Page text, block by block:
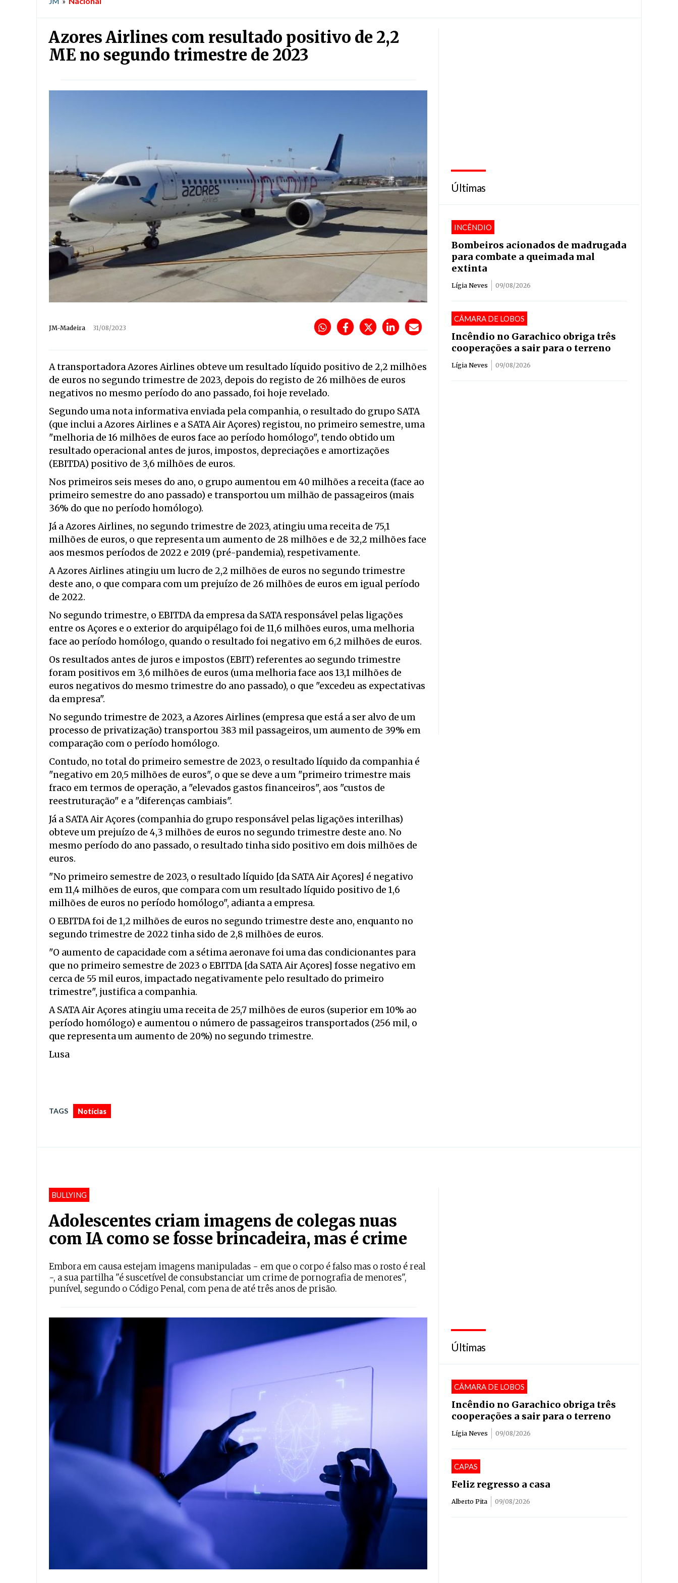
Azores Airlines com resultado positivo de 2,2
ME no segundo trimestre de 2023
JM-Madeira 31/08/2023
A transportadora Azores Airlines obteve um resultado líquido positivo de 2,2 milhões
de euros no segundo trimestre de 2023, depois do registo de 26 milhões de euros
negativos no mesmo período do ano passado, foi hoje revelado.
Segundo uma nota informativa enviada pela companhia, o resultado do grupo SATA
(que inclui a Azores Airlines e a SATA Air Açores) registou, no primeiro semestre, uma
"melhoria de 16 milhões de euros face ao período homólogo", tendo obtido um
resultado operacional antes de juros, impostos, depreciações e amortizações
(EBITDA) positivo de 3,6 milhões de euros.
Nos primeiros seis meses do ano, o grupo aumentou em 40 milhões a receita (face ao
primeiro semestre do ano passado) e transportou um milhão de passageiros (mais
36% do que no período homólogo).
Já a Azores Airlines, no segundo trimestre de 2023, atingiu uma receita de 75,1
milhões de euros, o que representa um aumento de 28 milhões e de 32,2 milhões face
aos mesmos períodos de 2022 e 2019 (pré-pandemia), respetivamente.
A Azores Airlines atingiu um lucro de 2,2 milhões de euros no segundo trimestre
deste ano, o que compara com um prejuízo de 26 milhões de euros em igual período
de 2022.
No segundo trimestre, o EBITDA da empresa da SATA responsável pelas ligações
entre os Açores e o exterior do arquipélago foi de 11,6 milhões euros, uma melhoria
face ao período homólogo, quando o resultado foi negativo em 6,2 milhões de euros.
Os resultados antes de juros e impostos (EBIT) referentes ao segundo trimestre
foram positivos em 3,6 milhões de euros (uma melhoria face aos 13,1 milhões de
euros negativos do mesmo trimestre do ano passado), o que "excedeu as expectativas
da empresa".
No segundo trimestre de 2023, a Azores Airlines (empresa que está a ser alvo de um
processo de privatização) transportou 383 mil passageiros, um aumento de 39% em
comparação com o período homólogo.
Contudo, no total do primeiro semestre de 2023, o resultado líquido da companhia é
"negativo em 20,5 milhões de euros", o que se deve a um "primeiro trimestre mais
fraco em termos de operação, a "elevados gastos financeiros", aos "custos de
reestruturação" e a "diferenças cambiais".
Já a SATA Air Açores (companhia do grupo responsável pelas ligações interilhas)
obteve um prejuízo de 4,3 milhões de euros no segundo trimestre deste ano. No
mesmo período do ano passado, o resultado tinha sido positivo em dois milhões de
euros.
"No primeiro semestre de 2023, o resultado líquido [da SATA Air Açores] é negativo
em 11,4 milhões de euros, que compara com um resultado líquido positivo de 1,6
milhões de euros no período homólogo", adianta a empresa.
O EBITDA foi de 1,2 milhões de euros no segundo trimestre deste ano, enquanto no
segundo trimestre de 2022 tinha sido de 2,8 milhões de euros.
"O aumento de capacidade com a sétima aeronave foi uma das condicionantes para
que no primeiro semestre de 2023 o EBITDA [da SATA Air Açores] fosse negativo em
cerca de 55 mil euros, impactado negativamente pelo resultado do primeiro
trimestre", justifica a companhia.
A SATA Air Açores atingiu uma receita de 25,7 milhões de euros (superior em 10% ao
período homólogo) e aumentou o número de passageiros transportados (256 mil, o
que representa um aumento de 20%) no segundo trimestre.
Lusa
TAGS Notícias
Últimas
INCÊNDIO
Bombeiros acionados de madrugada
para combate a queimada mal
extinta
Lígia Neves 09/08/2026
CÂMARA DE LOBOS
Incêndio no Garachico obriga três
cooperações a sair para o terreno
Lígia Neves 09/08/2026
BULLYING
Adolescentes criam imagens de colegas nuas
com IA como se fosse brincadeira, mas é crime
Embora em causa estejam imagens manipuladas - em que o corpo é falso mas o rosto é real
-, a sua partilha "é suscetível de consubstanciar um crime de pornografia de menores",
punível, segundo o Código Penal, com pena de até três anos de prisão.
Últimas
CÂMARA DE LOBOS
Incêndio no Garachico obriga três
cooperações a sair para o terreno
Lígia Neves 09/08/2026
CAPAS
Feliz regresso a casa
Alberto Pita 09/08/2026